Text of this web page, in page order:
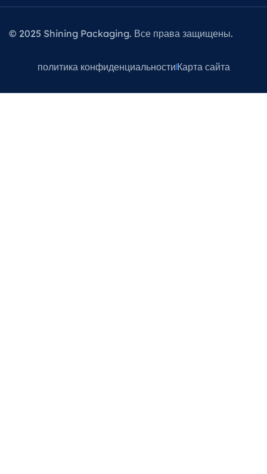
© 2025 Shining Packaging. Все права защищены.
политика конфиденциальностиКарта сайта